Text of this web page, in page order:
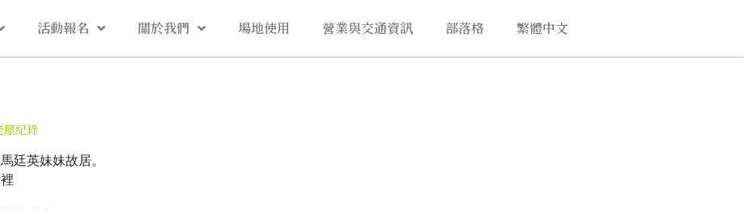
活動報名 關於我們 場地使用 營業與交通資訊 部落格 繁體中文
屋紀錄
廷英妹妹故居。